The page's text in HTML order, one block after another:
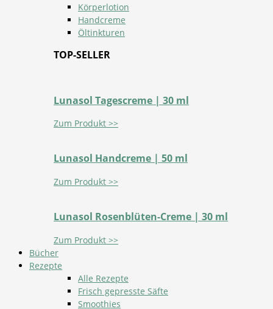
Körperlotion
Handcreme
Öltinkturen
TOP-SELLER
Lunasol Tagescreme | 30 ml
Zum Produkt >>
Lunasol Handcreme | 50 ml
Zum Produkt >>
Lunasol Rosenblüten-Creme | 30 ml
Zum Produkt >>
Bücher
Rezepte
Alle Rezepte
Frisch gepresste Säfte
Smoothies